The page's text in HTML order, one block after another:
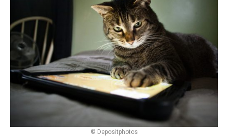
© Depositphotos